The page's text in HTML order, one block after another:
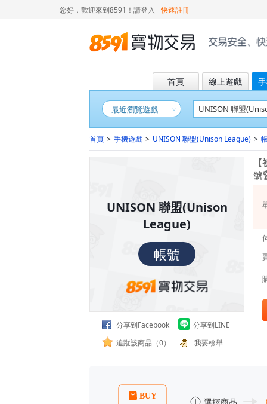
您好，歡迎來到8591！ 請登入 快速註冊
首頁 線上遊戲
最近瀏覽遊戲
首頁 > 手機遊戲 > UNISON 聯盟(Unison League) >
UNISON 聯盟(Unison
League)
帳號
分享到Facebook
分享到LINE
追蹤該商品（0）
我要檢舉
號